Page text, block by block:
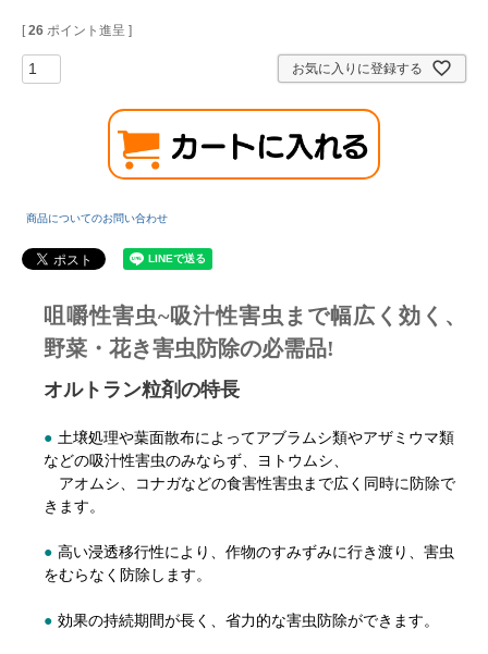
[ 26 ポイント進呈 ]
お気に入りに登録する
商品についてのお問い合わせ
咀嚼性害虫~吸汁性害虫まで幅広く効く、
野菜・花き害虫防除の必需品!
オルトラン粒剤の特長
● 土壌処理や葉面散布によってアブラムシ類やアザミウマ類
などの吸汁性害虫のみならず、ヨトウムシ、
アオムシ、コナガなどの食害性害虫まで広く同時に防除で
きます。
● 高い浸透移行性により、作物のすみずみに行き渡り、害虫
をむらなく防除します。
● 効果の持続期間が長く、省力的な害虫防除ができます。